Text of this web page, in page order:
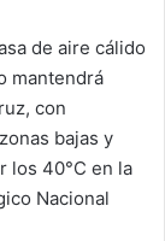
de aire cálido
mantendrá
con
bajas y
los 40°C en la
Nacional